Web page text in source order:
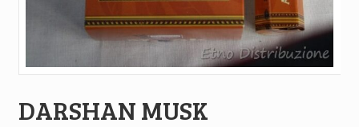
DARSHAN MUSK